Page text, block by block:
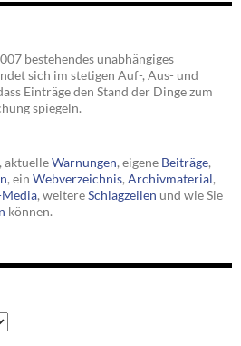
bestehendes unabhängiges
sich im stetigen Auf-, Aus- und
Einträge den Stand der Dinge zum
spiegeln.
, aktuelleWarnungen, eigene Beiträge,
, ein Webverzeichnis, Archivmaterial,
, weitereSchlagzeilen und wie Sie
können.